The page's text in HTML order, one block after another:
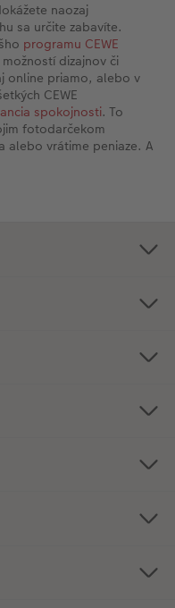
naozaj
sa určite zabavíte.
programu CEWE
dizajnov či
online priamo, alebo v
CEWE
spokojnosti. To
fotodarčekom
alebo vrátime peniaze. A